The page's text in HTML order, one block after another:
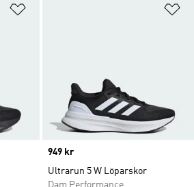
Price
949 kr
Ultrarun 5 W Löparskor
Dam Performance